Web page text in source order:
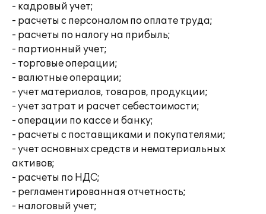
- кадровый учет;
- расчеты с персоналом по оплате труда;
- расчеты по налогу на прибыль;
- партионный учет;
- торговые операции;
- валютные операции;
- учет материалов, товаров, продукции;
- учет затрат и расчет себестоимости;
- операции по кассе и банку;
- расчеты с поставщиками и покупателями;
- учет основных средств и нематериальных
активов;
- расчеты по НДС;
- регламентированная отчетность;
- налоговый учет;